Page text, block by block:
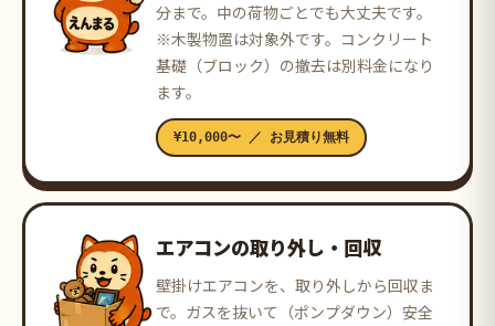
分まで。中の荷物ごとでも大丈夫です。
※木製物置は対象外です。コンクリート
基礎（ブロック）の撤去は別料金になり
ます。
¥10,000〜 ／ お見積り無料
エアコンの取り外し・回収
壁掛けエアコンを、取り外しから回収ま
で。ガスを抜いて（ポンプダウン）安全